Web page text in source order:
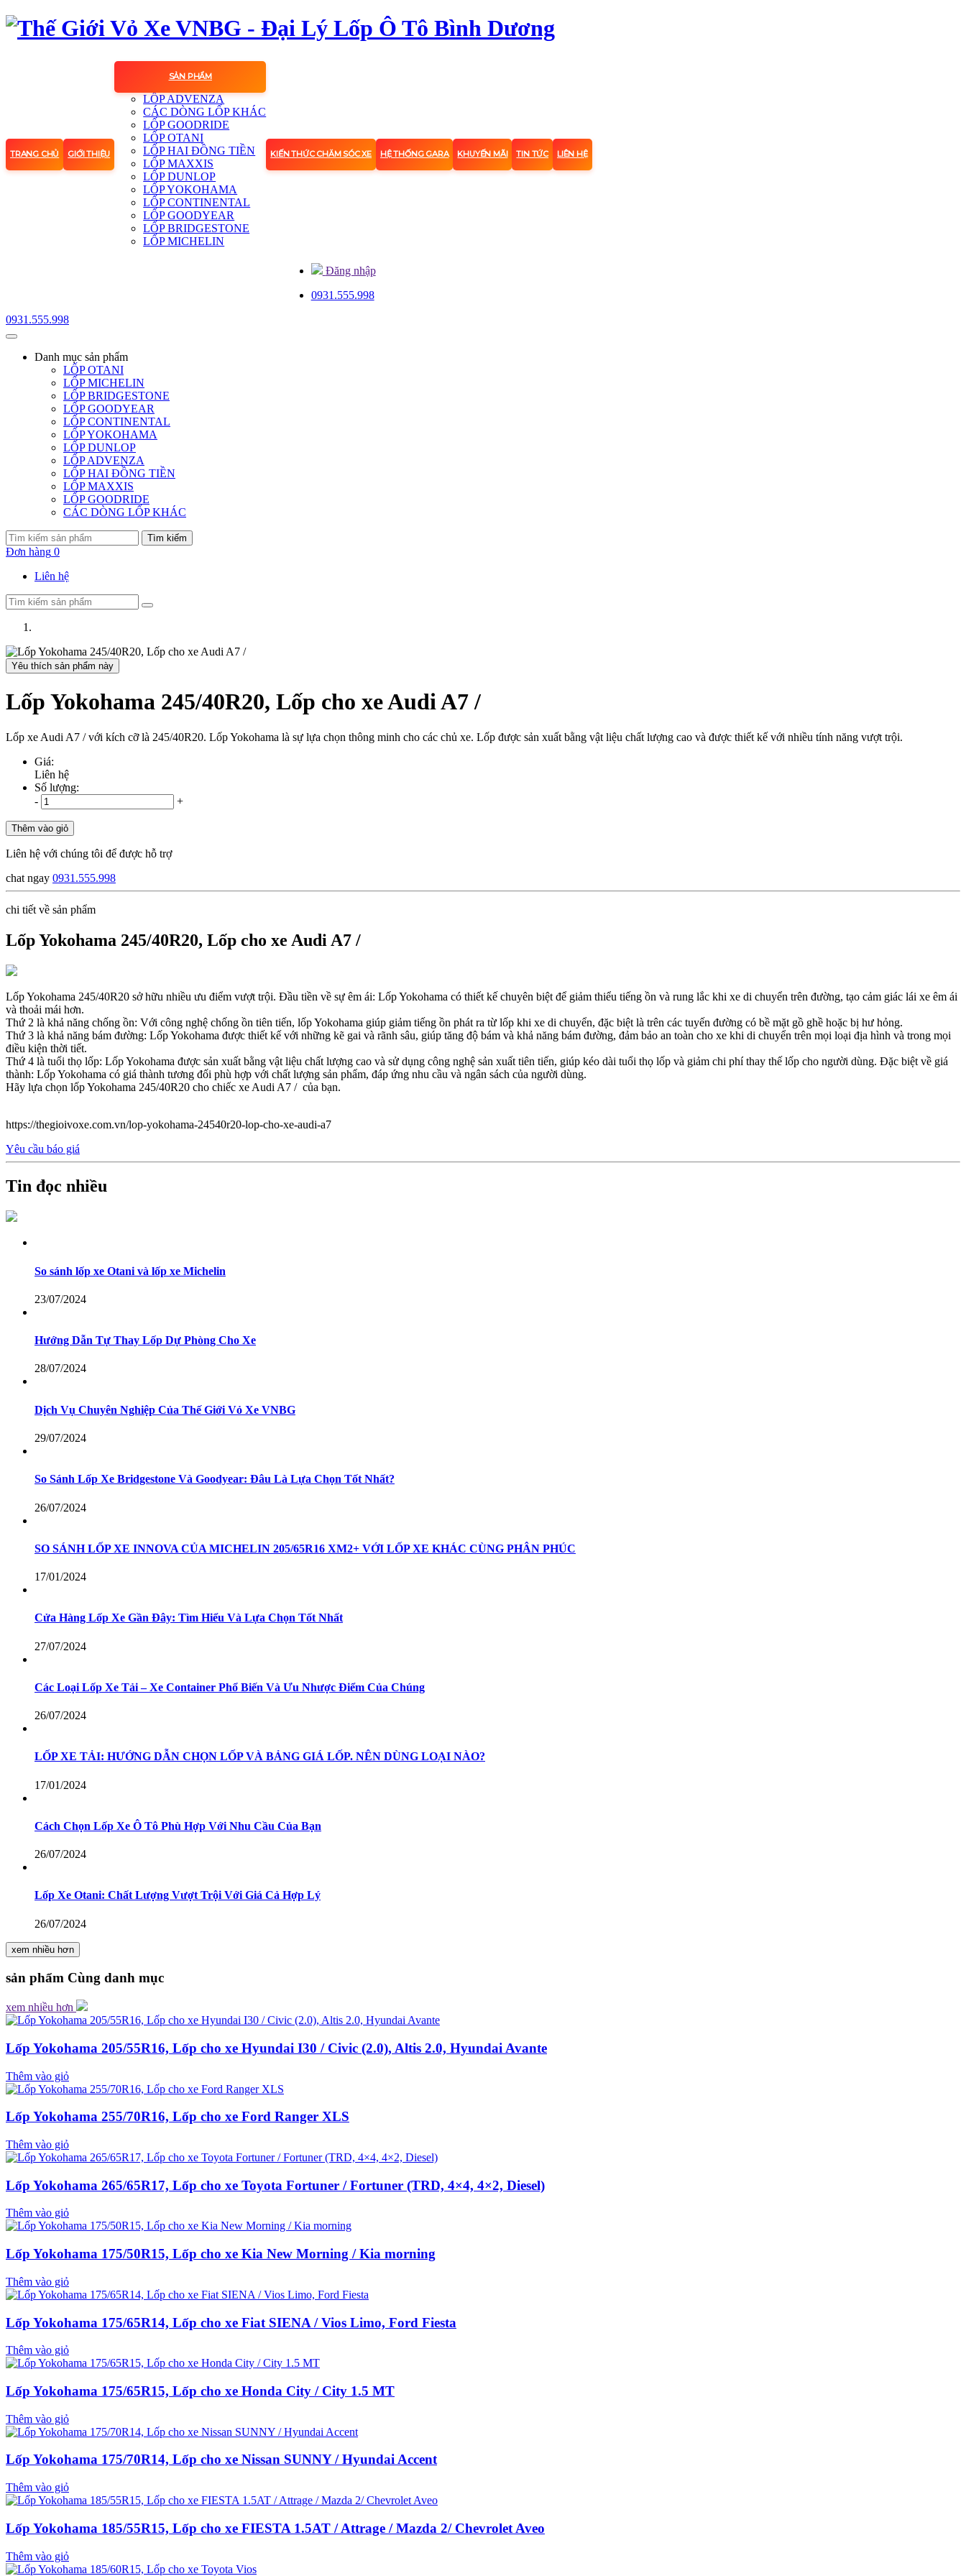
TRANG CHỦ GIỚI THIỆU
SẢN PHẨM
LỐP ADVENZA
CÁC DÒNG LỐP KHÁC
LỐP GOODRIDE
LỐP OTANI
LỐP HAI ĐỒNG TIỀN
LỐP MAXXIS
LỐP DUNLOP
LỐP YOKOHAMA
LỐP CONTINENTAL
LỐP GOODYEAR
LỐP BRIDGESTONE
LỐP MICHELIN
KIẾN THỨC CHĂM SÓC XE HỆ THỐNG GARA KHUYẾN MÃI TIN TỨC LIÊN HỆ
Đăng nhập
0931.555.998
0931.555.998
Danh mục sản phẩm
LỐP OTANI
LỐP MICHELIN
LỐP BRIDGESTONE
LỐP GOODYEAR
LỐP CONTINENTAL
LỐP YOKOHAMA
LỐP DUNLOP
LỐP ADVENZA
LỐP HAI ĐỒNG TIỀN
LỐP MAXXIS
LỐP GOODRIDE
CÁC DÒNG LỐP KHÁC
Tìm kiếm
Đơn hàng 0
Liên hệ
Yêu thích sản phẩm này
Lốp Yokohama 245/40R20, Lốp cho xe Audi A7 /
Lốp xe Audi A7 / với kích cỡ là 245/40R20. Lốp Yokohama là sự lựa chọn thông minh cho các chủ xe. Lốp được sản xuất bằng vật liệu chất lượng cao và được thiết kế với nhiều tính năng vượt trội.
Giá:
Liên hệ
Số lượng:
-
+
Thêm vào giỏ
Liên hệ với chúng tôi để được hỗ trợ
chat ngay 0931.555.998
chi tiết về sản phẩm
Lốp Yokohama 245/40R20, Lốp cho xe Audi A7 /
Lốp Yokohama 245/40R20 sở hữu nhiều ưu điểm vượt trội. Đầu tiền về sự êm ái: Lốp Yokohama có thiết kế chuyên biệt để giảm thiểu tiếng ồn và rung lắc khi xe di chuyển trên đường, tạo cảm giác lái xe êm ái
và thoải mái hơn.
Thứ 2 là khả năng chống ồn: Với công nghệ chống ồn tiên tiến, lốp Yokohama giúp giảm tiếng ồn phát ra từ lốp khi xe di chuyển, đặc biệt là trên các tuyến đường có bề mặt gồ ghề hoặc bị hư hỏng.
Thứ 3 là khả năng bám đường: Lốp Yokohama được thiết kế với những kẽ gai và rãnh sâu, giúp tăng độ bám và khả năng bám đường, đảm bảo an toàn cho xe khi di chuyển trên mọi loại địa hình và trong mọi
điều kiện thời tiết.
Thứ 4 là tuổi thọ lốp: Lốp Yokohama được sản xuất bằng vật liệu chất lượng cao và sử dụng công nghệ sản xuất tiên tiến, giúp kéo dài tuổi thọ lốp và giảm chi phí thay thế lốp cho người dùng. Đặc biệt về giá
thành: Lốp Yokohama có giá thành tương đối phù hợp với chất lượng sản phẩm, đáp ứng nhu cầu và ngân sách của người dùng.
Hãy lựa chọn lốp Yokohama 245/40R20 cho chiếc xe Audi A7 / của bạn.
https://thegioivoxe.com.vn/lop-yokohama-24540r20-lop-cho-xe-audi-a7
Yêu cầu báo giá
Tin đọc nhiều
So sánh lốp xe Otani và lốp xe Michelin
23/07/2024
Hướng Dẫn Tự Thay Lốp Dự Phòng Cho Xe
28/07/2024
Dịch Vụ Chuyên Nghiệp Của Thế Giới Vỏ Xe VNBG
29/07/2024
So Sánh Lốp Xe Bridgestone Và Goodyear: Đâu Là Lựa Chọn Tốt Nhất?
26/07/2024
SO SÁNH LỐP XE INNOVA CỦA MICHELIN 205/65R16 XM2+ VỚI LỐP XE KHÁC CÙNG PHÂN PHÚC
17/01/2024
Cửa Hàng Lốp Xe Gần Đây: Tìm Hiểu Và Lựa Chọn Tốt Nhất
27/07/2024
Các Loại Lốp Xe Tải – Xe Container Phổ Biến Và Ưu Nhược Điểm Của Chúng
26/07/2024
LỐP XE TẢI: HƯỚNG DẪN CHỌN LỐP VÀ BẢNG GIÁ LỐP. NÊN DÙNG LOẠI NÀO?
17/01/2024
Cách Chọn Lốp Xe Ô Tô Phù Hợp Với Nhu Cầu Của Bạn
26/07/2024
Lốp Xe Otani: Chất Lượng Vượt Trội Với Giá Cả Hợp Lý
26/07/2024
xem nhiều hơn
sản phẩm Cùng danh mục
xem nhiều hơn
Lốp Yokohama 205/55R16, Lốp cho xe Hyundai I30 / Civic (2.0), Altis 2.0, Hyundai Avante
Thêm vào giỏ
Lốp Yokohama 255/70R16, Lốp cho xe Ford Ranger XLS
Thêm vào giỏ
Lốp Yokohama 265/65R17, Lốp cho xe Toyota Fortuner / Fortuner (TRD, 4×4, 4×2, Diesel)
Thêm vào giỏ
Lốp Yokohama 175/50R15, Lốp cho xe Kia New Morning / Kia morning
Thêm vào giỏ
Lốp Yokohama 175/65R14, Lốp cho xe Fiat SIENA / Vios Limo, Ford Fiesta
Thêm vào giỏ
Lốp Yokohama 175/65R15, Lốp cho xe Honda City / City 1.5 MT
Thêm vào giỏ
Lốp Yokohama 175/70R14, Lốp cho xe Nissan SUNNY / Hyundai Accent
Thêm vào giỏ
Lốp Yokohama 185/55R15, Lốp cho xe FIESTA 1.5AT / Attrage / Mazda 2/ Chevrolet Aveo
Thêm vào giỏ